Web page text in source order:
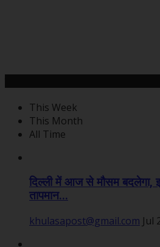
This Week
This Month
All Time
दिल्ली में आज से मौसम बदलेगा,
तापमान...
khulasapost@gmail.com Jul